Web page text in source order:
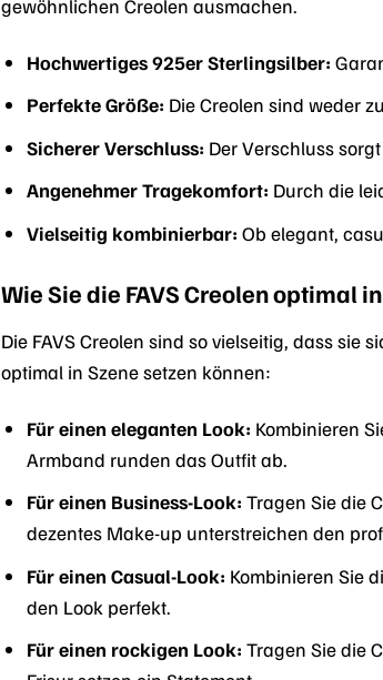
gewöhnlichen Creolen ausmachen.
Hochwertiges 925er Sterlingsilber:
Perfekte Größe: Die Creolen sind weder
Sicherer Verschluss: Der Verschluss
Angenehmer Tragekomfort: Durch die
Vielseitig kombinierbar: Ob elegant,
Wie Sie die FAVS Creolen optimal
Die FAVS Creolen sind so vielseitig, dass sie
optimal in Szene setzen können:
Für einen eleganten Look: Kombinieren
Armband runden das Outfit ab.
Für einen Business-Look: Tragen Sie die
dezentes Make-up unterstreichen den
Für einen Casual-Look: Kombinieren Sie
den Look perfekt.
Für einen rockigen Look: Tragen Sie die